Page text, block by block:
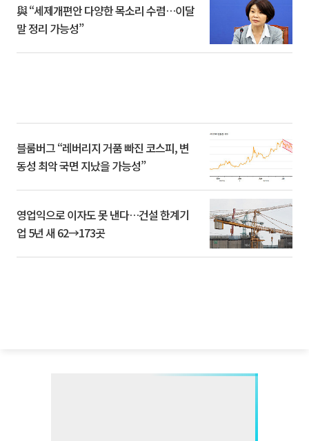
與 “세제개편안 다양한 목소리 수렴…이달
말 정리 가능성”
블룸버그 “레버리지 거품 빠진 코스피, 변
동성 최악 국면 지났을 가능성”
영업익으로 이자도 못 낸다…건설 한계기
업 5년 새 62→173곳